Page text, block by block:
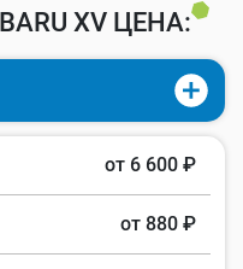
XV ЦЕНА:
от 6 600 ₽
от 880 ₽